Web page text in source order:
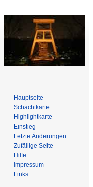
Hauptseite
Schachtkarte
Highlightkarte
Einstieg
Letzte Änderungen
Zufällige Seite
Hilfe
Impressum
Links